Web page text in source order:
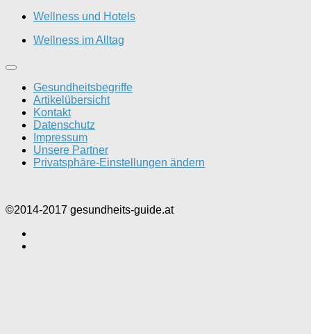
Wellness und Hotels
Wellness im Alltag
Gesundheitsbegriffe
Artikelübersicht
Kontakt
Datenschutz
Impressum
Unsere Partner
Privatsphäre-Einstellungen ändern
©2014-2017 gesundheits-guide.at